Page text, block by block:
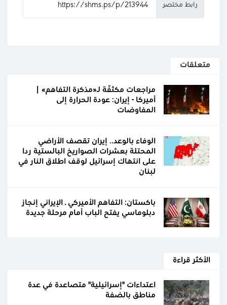
رابط مختصر
متعلقات
مراجعات مكثّفة لـ«مذكرة التفاهم» |
أميركا - إيران: عودة الحرارة إلى
المفاوضات
الوفاء بالوعد.. إيران تقصف الأراضي
المحتلة بعشرات الصواريخ البالستية ردا
على انتهاك إسرائيل لوقف اطلاق النار في
لبنان
باكستان: التفاهم الأميركي ـ الإيراني إنجاز
دبلوماسي يفتح الباب أمام مرحلة جديدة
الأكثر قراءة
اعتداءات "إسرائيلية" متصاعدة في عدة
مناطق بالضفة